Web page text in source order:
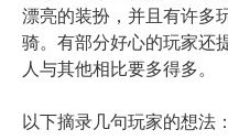
漂亮的装扮，并且有许多
骑。有部分好心的玩家还
人与其他相比要多得多。
以下摘录几句玩家的想法：